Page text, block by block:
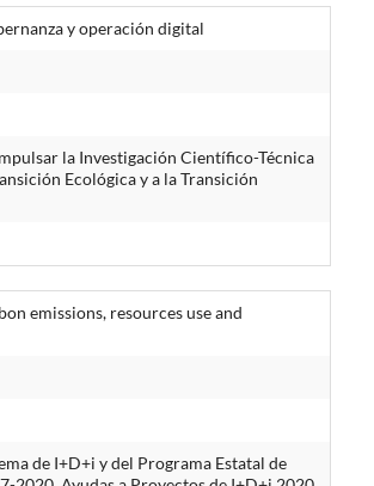
y operación digital
la Investigación Científico-Técnica
Ecológica y a la Transición
emissions, resources use and
de I+D+i y del Programa Estatal de